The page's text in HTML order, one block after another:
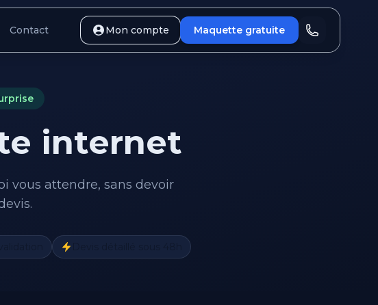
Contact Mon compte Maquette gratuite
internet
vous attendre, sans devoir